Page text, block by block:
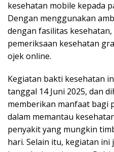
kesehatan mobile kepada
Dengan menggunakan
dengan fasilitas
pemeriksaan kesehatan
ojek online.
Kegiatan bakti kesehatan
tanggal 14 Juni 2025, dan
memberikan manfaat bagi
dalam memantau
penyakit yang mungkin
hari. Selain itu, kegiatan